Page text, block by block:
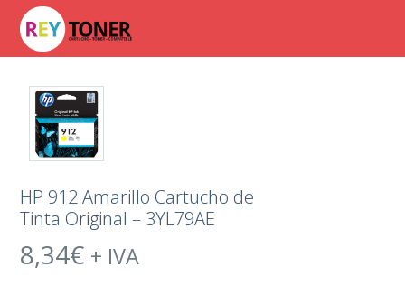
HP 912 Amarillo Cartucho de
Tinta Original – 3YL79AE
8,34€ + IVA